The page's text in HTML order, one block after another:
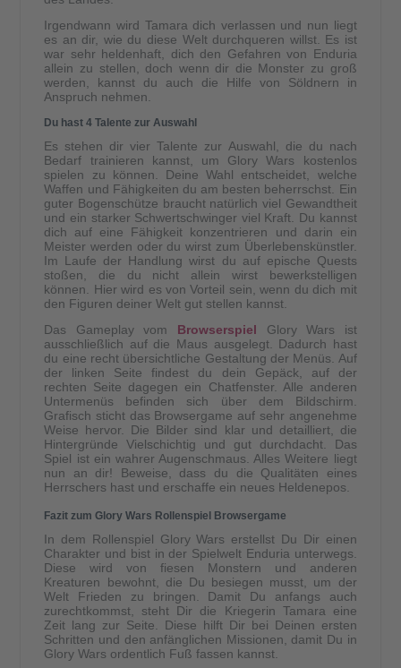
Irgendwann wird Tamara dich verlassen und nun liegt
es an dir, wie du diese Welt durchqueren willst. Es ist
war sehr heldenhaft, dich den Gefahren von Enduria
allein zu stellen, doch wenn dir die Monster zu groß
werden, kannst du auch die Hilfe von Söldnern in
Anspruch nehmen.
Du hast 4 Talente zur Auswahl
Es stehen dir vier Talente zur Auswahl, die du nach
Bedarf trainieren kannst, um Glory Wars kostenlos
spielen zu können. Deine Wahl entscheidet, welche
Waffen und Fähigkeiten du am besten beherrschst. Ein
guter Bogenschütze braucht natürlich viel Gewandtheit
und ein starker Schwertschwinger viel Kraft. Du kannst
dich auf eine Fähigkeit konzentrieren und darin ein
Meister werden oder du wirst zum Überlebenskünstler.
Im Laufe der Handlung wirst du auf epische Quests
stoßen, die du nicht allein wirst bewerkstelligen
können. Hier wird es von Vorteil sein, wenn du dich mit
den Figuren deiner Welt gut stellen kannst.
Das Gameplay vom Browserspiel Glory Wars ist
ausschließlich auf die Maus ausgelegt. Dadurch hast
du eine recht übersichtliche Gestaltung der Menüs. Auf
der linken Seite findest du dein Gepäck, auf der
rechten Seite dagegen ein Chatfenster. Alle anderen
Untermenüs befinden sich über dem Bildschirm.
Grafisch sticht das Browsergame auf sehr angenehme
Weise hervor. Die Bilder sind klar und detailliert, die
Hintergründe Vielschichtig und gut durchdacht. Das
Spiel ist ein wahrer Augenschmaus. Alles Weitere liegt
nun an dir! Beweise, dass du die Qualitäten eines
Herrschers hast und erschaffe ein neues Heldenepos.
Fazit zum Glory Wars Rollenspiel Browsergame
In dem Rollenspiel Glory Wars erstellst Du Dir einen
Charakter und bist in der Spielwelt Enduria unterwegs.
Diese wird von fiesen Monstern und anderen
Kreaturen bewohnt, die Du besiegen musst, um der
Welt Frieden zu bringen. Damit Du anfangs auch
zurechtkommst, steht Dir die Kriegerin Tamara eine
Zeit lang zur Seite. Diese hilft Dir bei Deinen ersten
Schritten und den anfänglichen Missionen, damit Du in
Glory Wars ordentlich Fuß fassen kannst.